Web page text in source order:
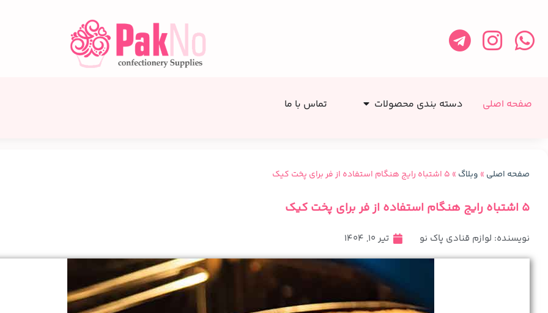
صفحه اصلی دسته بندی محصولات تماس با ما
صفحه اصلی » وبلاگ » ۵ اشتباه رایج هنگام استفاده از فر برای پخت کیک
۵ اشتباه رایج هنگام استفاده از فر برای پخت کیک
نویسنده: لوازم قنادی پاک نو تیر 10, 1404